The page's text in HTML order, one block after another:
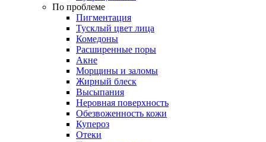
По проблеме
Пигментация
Тусклый цвет лица
Комедоны
Расширенные поры
Акне
Морщины и заломы
Жирный блеск
Высыпания
Неровная поверхность
Обезвоженность кожи
Купероз
Отеки